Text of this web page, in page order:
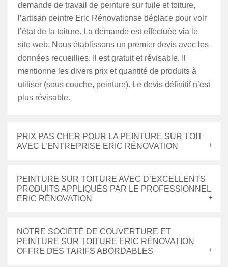
demande de travail de peinture sur tuile et toiture,
l’artisan peintre Eric Rénovationse déplace pour voir
l’état de la toiture. La demande est effectuée via le
site web. Nous établissons un premier devis avec les
données recueillies. Il est gratuit et révisable. Il
mentionne les divers prix et quantité de produits à
utiliser (sous couche, peinture). Le devis définitif n’est
plus révisable.
PRIX PAS CHER POUR LA PEINTURE SUR TOIT
AVEC L’ENTREPRISE ERIC RÉNOVATION
PEINTURE SUR TOITURE AVEC D’EXCELLENTS
PRODUITS APPLIQUÉS PAR LE PROFESSIONNEL
ERIC RÉNOVATION
NOTRE SOCIÉTÉ DE COUVERTURE ET
PEINTURE SUR TOITURE ERIC RÉNOVATION
OFFRE DES TARIFS ABORDABLES